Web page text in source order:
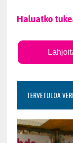
Haluatko
TERVETULOA